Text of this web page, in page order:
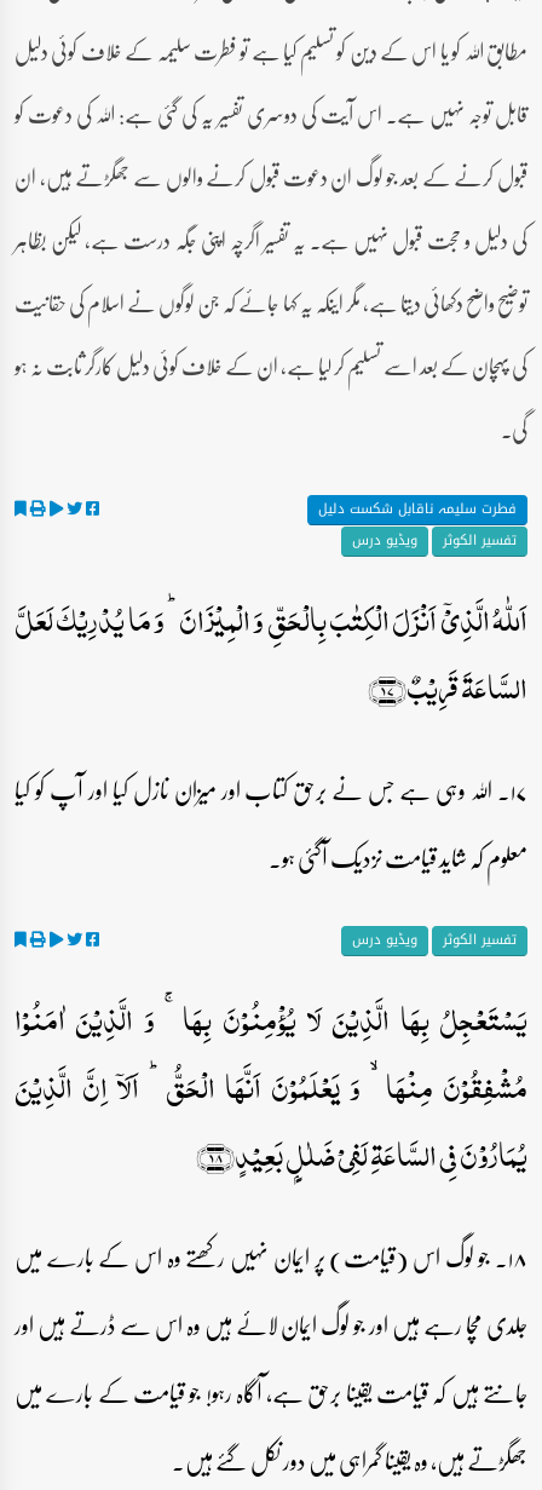
مطابق اللہ کو یا اس کے دین کو تسلیم کیا ہے تو فطرت سلیمہ کے خلاف کوئی دلیل
قابل توجہ نہیں ہے۔ اس آیت کی دوسری تفسیر یہ کی گئی ہے: اللہ کی دعوت کو
قبول کرنے کے بعد جو لوگ ان دعوت قبول کرنے والوں سے جھگڑتے ہیں، ان
کی دلیل و حجت قبول نہیں ہے۔ یہ تفسیر اگرچہ اپنی جگہ درست ہے، لیکن بظاہر
توضیح واضح دکھائی دیتا ہے، مگر اینکہ یہ کہا جائے کہ جن لوگوں نے اسلام کی حقانیت
کی پہچان کے بعد اسے تسلیم کر لیا ہے، ان کے خلاف کوئی دلیل کارگر ثابت نہ ہو
گی۔
فطرت سلیمہ ناقابل شکست دلیل
تفسیر الکوثر
ویڈیو درس
اَللّٰہُ الَّذِیۡۤ اَنۡزَلَ الۡکِتٰبَ بِالۡحَقِّ وَ الۡمِیۡزَانَ ؕ وَ مَا یُدۡرِیۡکَ لَعَلَّ
السَّاعَۃَ قَرِیۡبٌ﴿۱۷﴾
۱۷۔ اللہ وہی ہے جس نے برحق کتاب اور میزان نازل کیا اور آپ کو کیا
معلوم کہ شاید قیامت نزدیک آگئی ہو۔
تفسیر الکوثر ویڈیو درس
یَسۡتَعۡجِلُ بِہَا الَّذِیۡنَ لَا یُؤۡمِنُوۡنَ بِہَا ۚ وَ الَّذِیۡنَ اٰمَنُوۡا
مُشۡفِقُوۡنَ مِنۡہَا ۙ وَ یَعۡلَمُوۡنَ اَنَّہَا الۡحَقُّ ؕ اَلَاۤ اِنَّ الَّذِیۡنَ
یُمَارُوۡنَ فِی السَّاعَۃِ لَفِیۡ ضَلٰلٍۭ بَعِیۡدٍ﴿۱۸﴾
۱۸۔ جو لوگ اس (قیامت) پر ایمان نہیں رکھتے وہ اس کے بارے میں
جلدی مچا رہے ہیں اور جو لوگ ایمان لائے ہیں وہ اس سے ڈرتے ہیں اور
جانتے ہیں کہ قیامت یقینا برحق ہے، آگاہ رہو! جو قیامت کے بارے میں
جھگڑتے ہیں، وہ یقینا گمراہی میں دور نکل گئے ہیں۔